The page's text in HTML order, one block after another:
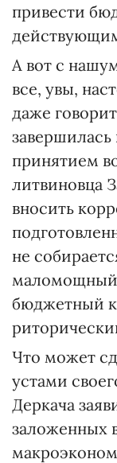
привести
А вот с
все, увы,
даже
принятием
литвиновца
вносить
не
маломощный
бюджетный
Что может
устами
Деркача
заложенных